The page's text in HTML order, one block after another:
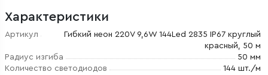
Характеристики
Артикул
Гибкий неон 220V 9,6W 144Led 2835 IP67 круглый
красный, 50 м
Радиус изгиба
50 мм
Количество светодиодов
144 шт./м